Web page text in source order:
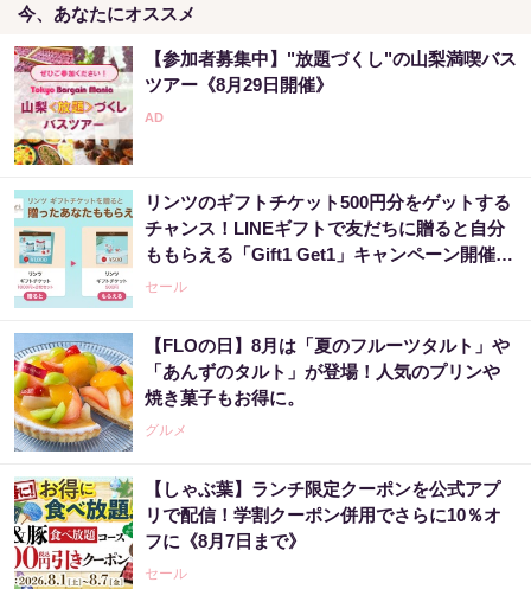
今、あなたにオススメ
【参加者募集中】"放題づくし"の山梨満喫バス
ツアー《8月29日開催》
リンツのギフトチケット500円分をゲットする
チャンス！LINEギフトで友だちに贈ると自分
ももらえる「Gift1 Get1」キャンペーン開催
中。
セール
【FLOの日】8月は「夏のフルーツタルト」や
「あんずのタルト」が登場！人気のプリンや
焼き菓子もお得に。
グルメ
【しゃぶ葉】ランチ限定クーポンを公式アプ
リで配信！学割クーポン併用でさらに10％オ
フに《8月7日まで》
セール